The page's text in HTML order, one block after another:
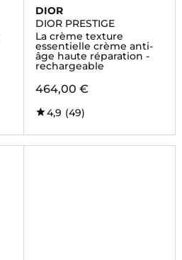
DIOR
DIOR PRESTIGE
La crème texture
essentielle crème anti-
âge haute réparation -
rechargeable
464,00 €
4,9 (49)